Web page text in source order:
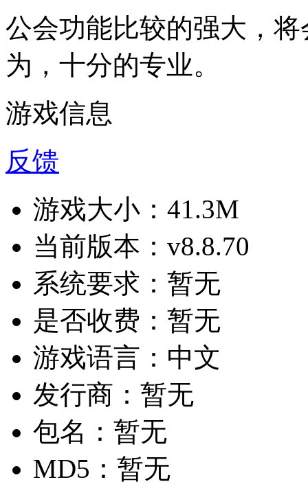
公会功能比较的强大，
为，十分的专业。
游戏信息
反馈
游戏大小： 41.3M
当前版本： v8.8.70
系统要求： 暂无
是否收费： 暂无
游戏语言： 中文
发行商： 暂无
包名： 暂无
MD5： 暂无